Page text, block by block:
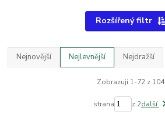
Rozšířený filtr
Nejnovější Nejlevnější Nejdražší
Zobrazuji 1-72 z 104
strana z 2další